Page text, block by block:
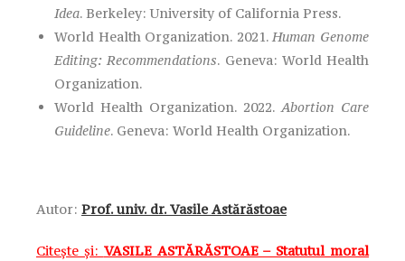
Idea. Berkeley: University of California Press.
World Health Organization. 2021.Human Genome
Editing: Recommendations. Geneva: World Health
Organization.
World Health Organization. 2022.Abortion Care
Guideline. Geneva: World Health Organization.
Autor: Prof. univ. dr. Vasile Astărăstoae
Citește și: VASILE ASTĂRĂSTOAE – Statutul moral